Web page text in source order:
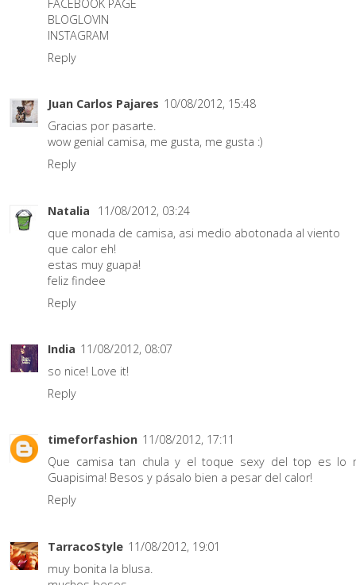
FACEBOOK PAGE
BLOGLOVIN
INSTAGRAM
Reply
Juan Carlos Pajares 10/08/2012, 15:48
Gracias por pasarte.
wow genial camisa, me gusta, me gusta :)
Reply
Natalia
11/08/2012, 03:24
que monada de camisa, asi medio abotonada al viento
que calor eh!
estas muy guapa!
feliz findee
Reply
India 11/08/2012, 08:07
so nice! Love it!
Reply
timeforfashion 11/08/2012, 17:11
Que camisa tan chula y el toque sexy del top es lo
Guapisima! Besos y pásalo bien a pesar del calor!
Reply
TarracoStyle 11/08/2012, 19:01
muy bonita la blusa.